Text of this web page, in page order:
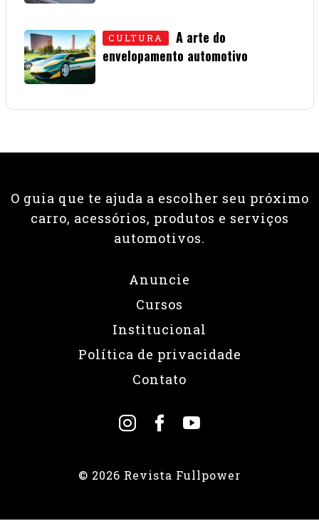
CULTURA
A arte do
envelopamento automotivo
O guia que te ajuda a escolher seu próximo
carro, acessórios, produtos e serviços
automotivos.
Anuncie
Cursos
Institucional
Política de privacidade
Contato
© 2026 Revista Fullpower